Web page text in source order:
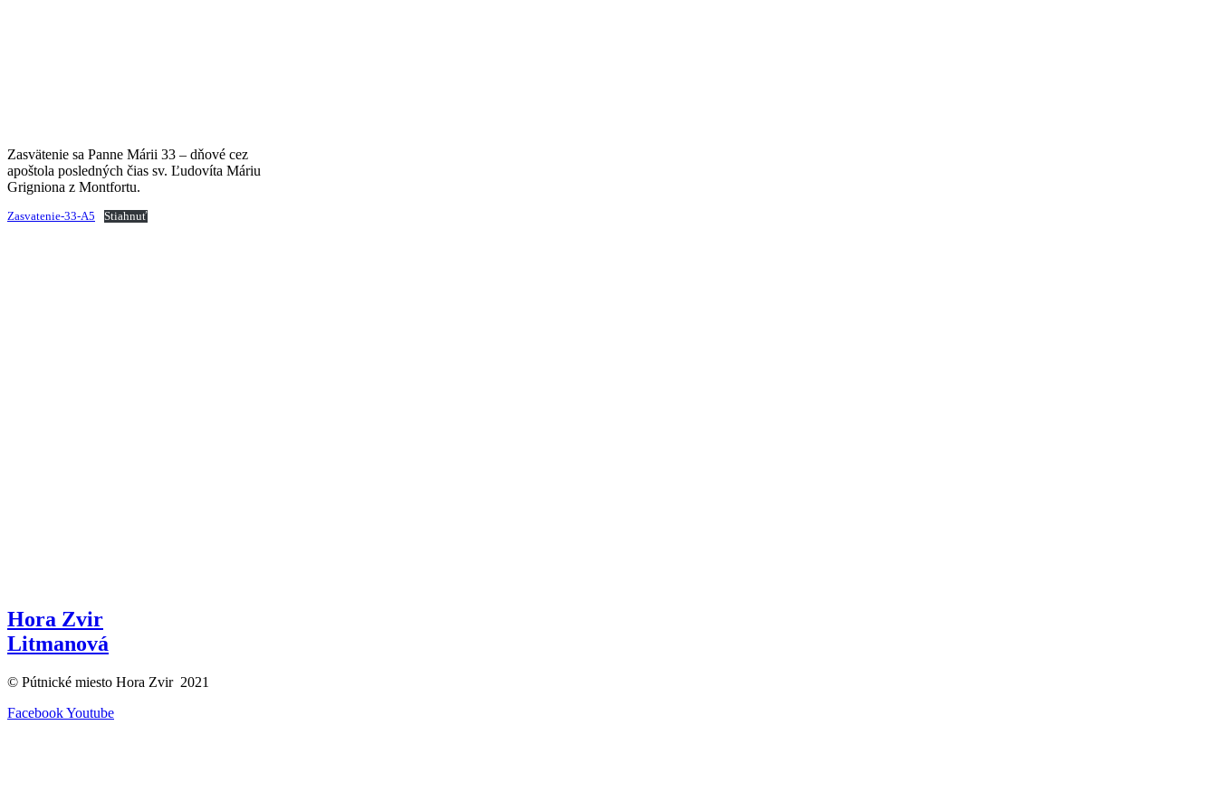
Zasvätenie sa Panne Márii 33 – dňové cez
apoštola posledných čias sv. Ľudovíta Máriu
Grigniona z Montfortu.
Zasvatenie-33-A5 Stiahnuť
Hora Zvir
Litmanová
© Pútnické miesto Hora Zvir 2021
FacebookYoutube